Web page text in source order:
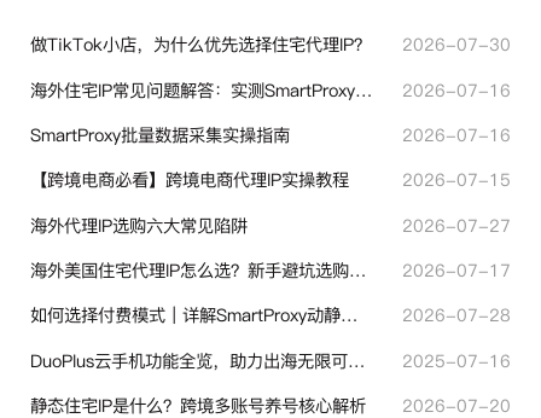
做TikTok小店，为什么优先选择住宅代理IP？
2026-07-30
海外住宅IP常见问题解答：实测SmartProxy使用经验分享
2026-07-16
SmartProxy批量数据采集实操指南
2026-07-16
【跨境电商必看】跨境电商代理IP实操教程
2026-07-15
海外代理IP选购六大常见陷阱
2026-07-27
海外美国住宅代理IP怎么选？新手避坑选购指南
2026-07-17
如何选择付费模式｜详解SmartProxy动静态计费体系
2026-07-28
DuoPlus云手机功能全览，助力出海无限可能！
2025-07-16
静态住宅IP是什么？跨境多账号养号核心解析
2026-07-20